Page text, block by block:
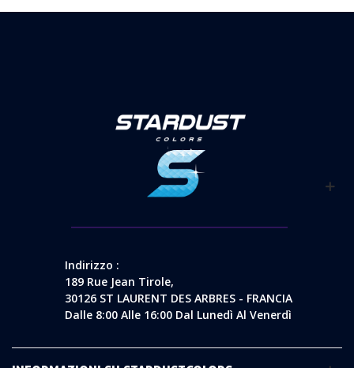
Indirizzo :
189 Rue Jean Tirole,
30126 ST LAURENT DES ARBRES - FRANCIA
Dalle 8:00 Alle 16:00 Dal Lunedì Al Venerdì